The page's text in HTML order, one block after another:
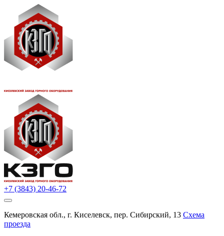
+7 (3843) 20-46-72
Кемеровская обл., г. Киселевск, пер. Сибирский, 13 Схема
проезда